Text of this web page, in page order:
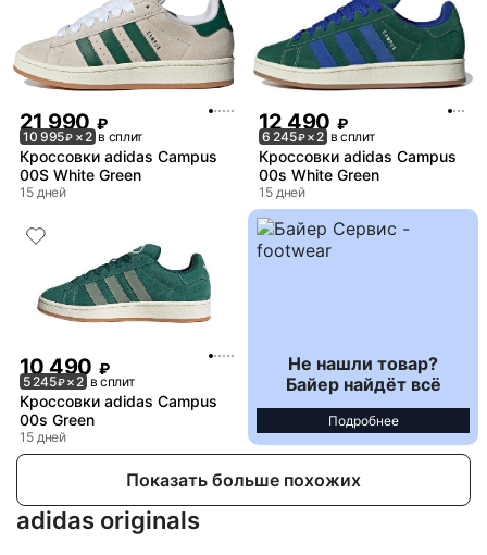
21 990 ₽
10 995₽ × 2 в сплит
Кроссовки adidas Campus
00S White Green
15 дней
12 490 ₽
6 245₽× 2 в сплит
Кроссовки adidas Campus
00s White Green
15 дней
10 490 ₽
5 245₽× 2 в сплит
Кроссовки adidas Campus
00s Green
15 дней
Не нашли товар?
Байер найдёт всё
Подробнее
Показать больше похожих
adidas originals